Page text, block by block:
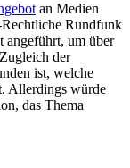
an Medien
Rundfunk
angeführt, um über
der
ist, welche
Allerdings würde
das Thema